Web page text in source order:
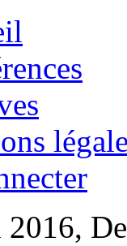
2016,